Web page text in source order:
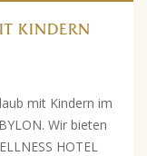
KINDERN
mit Kindern im
Wir bieten
HOTEL